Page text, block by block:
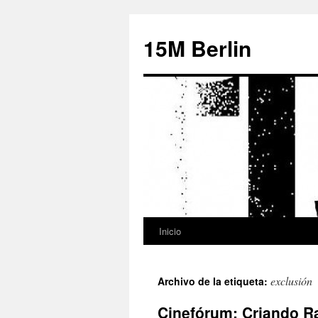
15M Berlin
Saltar
contenido
Inicio
Archivo de la etiqueta: exclusión
Cinefórum: Criando